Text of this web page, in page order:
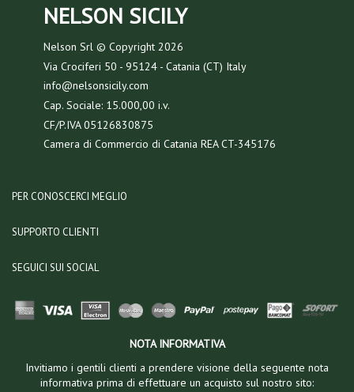
NELSON SICILY
Nelson Srl © Copyright2026
Via Crociferi 50 - 95124 - Catania (CT) Italy
info@nelsonsicily.com
Cap. Sociale: 15.000,00 i.v.
CF/P.IVA 05126830875
Camera di Commercio di Catania REA CT-345176
PER CONOSCERCI MEGLIO
SUPPORTO CLIENTI
SEGUICI SUI SOCIAL
NOTA INFORMATIVA
Invitiamo i gentili clienti a prendere visione della seguente nota
informativa prima di effettuare un acquisto sul nostro sito: